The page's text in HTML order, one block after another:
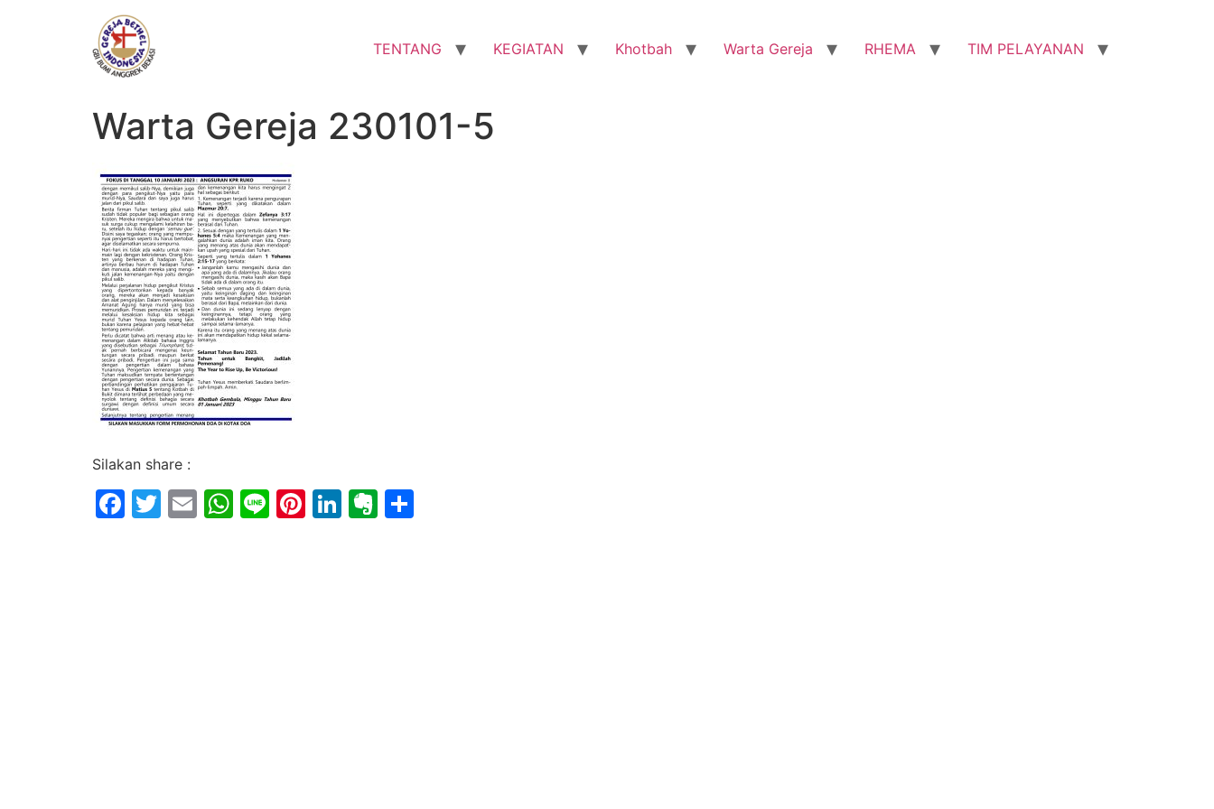
TENTANG KEGIATAN Khotbah Warta Gereja RHEMA TIM PELAYANAN
Warta Gereja 230101-5
Silakan share :
Facebook
Twitter
EmailWhatsApp
LinePinterest
LinkedIn
Evernote